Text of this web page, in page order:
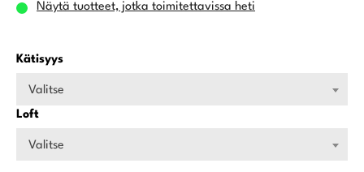
Näytä tuotteet, jotka toimitettavissa heti
Kätisyys
Valitse
Loft
Valitse